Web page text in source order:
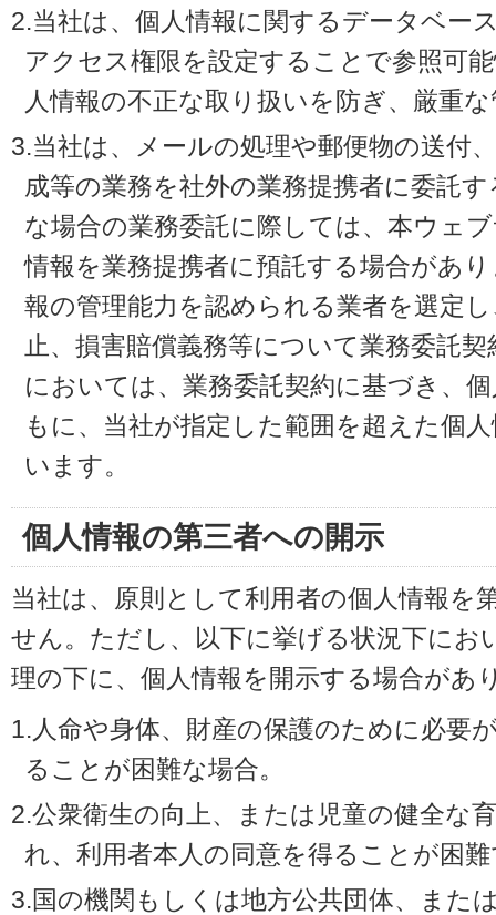
2.当社は、個人情報に関するデータベー
アクセス権限を設定することで参照可
人情報の不正な取り扱いを防ぎ、厳重
3.当社は、メールの処理や郵便物の送付
成等の業務を社外の業務提携者に委託
な場合の業務委託に際しては、本ウェ
情報を業務提携者に預託する場合があ
報の管理能力を認められる業者を選定
止、損害賠償義務等について業務委託
においては、業務委託契約に基づき、
もに、当社が指定した範囲を超えた個
います。
個人情報の第三者への開示
当社は、原則として利用者の個人情報を
せん。ただし、以下に挙げる状況下にお
理の下に、個人情報を開示する場合があ
1.人命や身体、財産の保護のために必要
ることが困難な場合。
2.公衆衛生の向上、または児童の健全な
れ、利用者本人の同意を得ることが困
3.国の機関もしくは地方公共団体、また